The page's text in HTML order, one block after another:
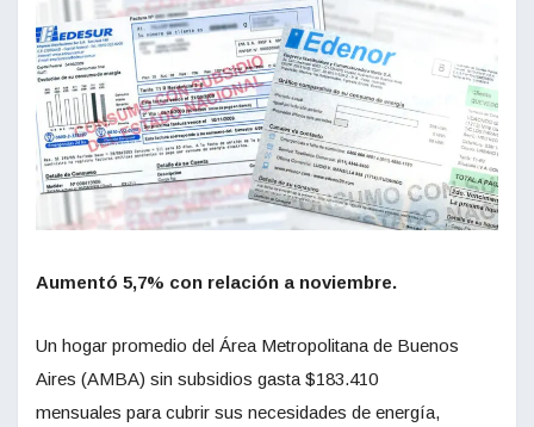
Aumentó 5,7% con relación a noviembre.
Un hogar promedio del Área Metropolitana de Buenos
Aires (AMBA) sin subsidios gasta $183.410
mensuales para cubrir sus necesidades de energía,